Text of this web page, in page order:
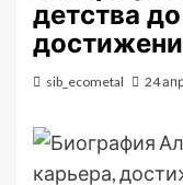
детства
sib_ecometal 24